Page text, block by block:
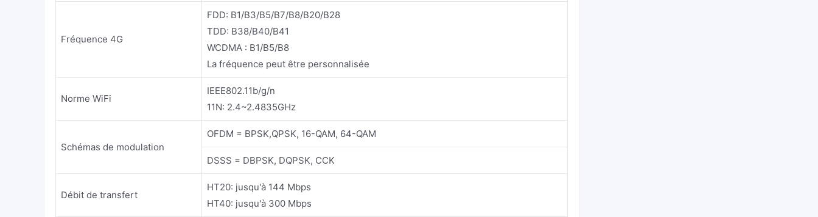
Fréquence 4G
FDD: B1/B3/B5/B7/B8/B20/B28
TDD: B38/B40/B41
WCDMA : B1/B5/B8
La fréquence peut être personnalisée
Norme WiFi
IEEE802.11b/g/n
11N: 2.4~2.4835GHz
Schémas de modulation
OFDM = BPSK,QPSK, 16-QAM, 64-QAM
DSSS = DBPSK, DQPSK, CCK
Débit de transfert
HT20: jusqu'à 144 Mbps
HT40: jusqu'à 300 Mbps